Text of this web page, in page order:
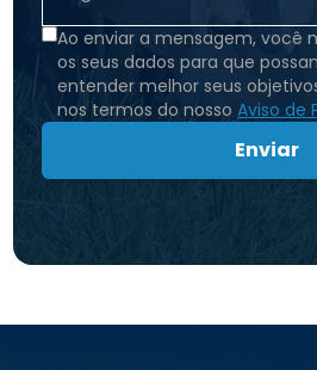
Ao enviar a mensagem, você
os seus dados para que
entender melhor seus
nos termos do nossoAviso de
Enviar